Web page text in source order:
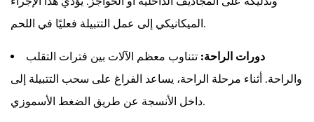
أكواب
اللحوم
المفرغة
من
الميكانيكي إلى عمل التتبيلة فعليًا في اللحم.
دورات الراحة: تتناوب معظم الآلات بين فترات التقلب
والراحة. أثناء مرحلة الراحة، يساعد الفراغ على سحب التتبيلة إلى
داخل الأنسجة عن طريق الضغط الأسموزي.